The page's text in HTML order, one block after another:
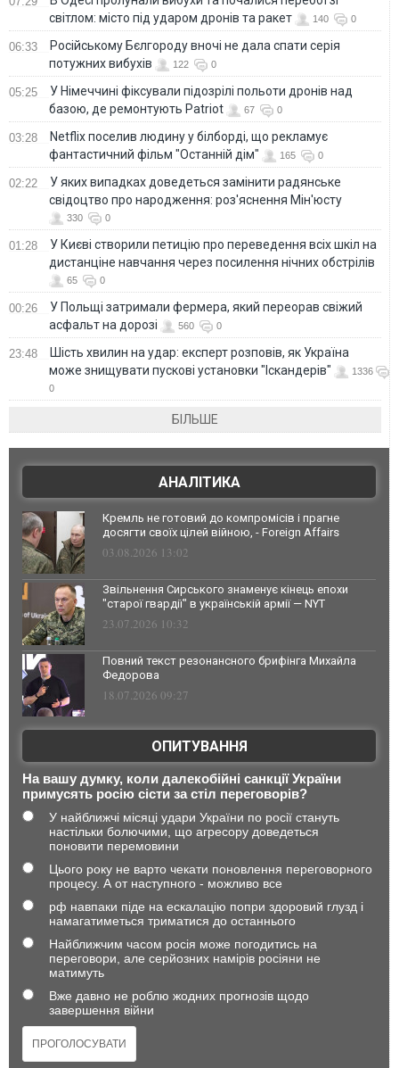
світлом: місто під ударом дронів та ракет
140 0
06:33
Російському Бєлгороду вночі не дала спати серія
потужних вибухів
122 0
05:25
У Німеччині фіксували підозрілі польоти дронів над
базою, де ремонтують Patriot
67 0
03:28
Netflix поселив людину у білборді, що рекламує
фантастичний фільм "Останній дім"
165 0
02:22
У яких випадках доведеться замінити радянське
свідоцтво про народження: роз'яснення Мін'юсту
330 0
01:28
У Києві створили петицію про переведення всіх шкіл на
дистанціне навчання через посилення нічних обстрілів
65 0
00:26
У Польщі затримали фермера, який переорав свіжий
асфальт на дорозі
560 0
23:48
Шість хвилин на удар: експерт розповів, як Україна
може знищувати пускові установки "Іскандерів"
1336
0
БІЛЬШЕ
АНАЛІТИКА
Кремль не готовий до компромісів і прагне
досягти своїх цілей війною, - Foreign Affairs
03.08.2026 13:02
Звільнення Сирського знаменує кінець епохи
"старої гвардії" в українській армії — NYT
23.07.2026 10:32
Повний текст резонансного брифінга Михайла
Федорова
18.07.2026 09:27
ОПИТУВАННЯ
На вашу думку, коли далекобійні санкції України
примусять росію сісти за стіл переговорів?
У найближчі місяці удари України по росії стануть
настільки болючими, що агресору доведеться
поновити перемовини
Цього року не варто чекати поновлення переговорного
процесу. А от наступного - можливо все
рф навпаки піде на ескалацію попри здоровий глузд і
намагатиметься триматися до останнього
Найближчим часом росія може погодитись на
переговори, але серйозних намірів росіяни не
матимуть
Вже давно не роблю жодних прогнозів щодо
завершення війни